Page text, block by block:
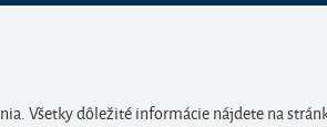
Všetky dôležité informácie nájdete na